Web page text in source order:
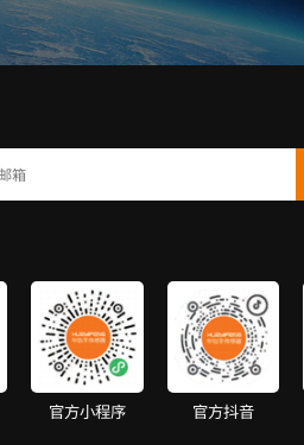
官方小程序 官方抖音